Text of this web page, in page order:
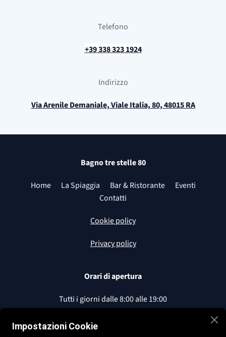
Telefono
+39 338 323 1924
Indirizzo
Via Arenile Demaniale, Viale Italia, 80, 48015 RA
Bagno tre stelle 80
Home La Spiaggia Bar & Ristorante
Eventi
Contatti
Cookie policy
Privacy policy
Orari di apertura
Tutti i giorni dalle 8:00 alle 19:00
Seguici sui nostri social
Impostazioni Cookie